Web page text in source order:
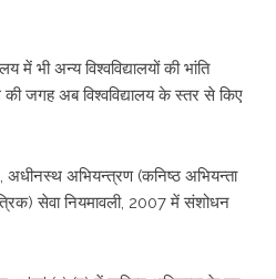
में भी अन्य विश्वविद्यालयों की भांति
जगह अब विश्वविद्यालय के स्तर से किए
अधीनस्थ अभियन्त्रण (कनिष्ठ अभियन्ता
सेवा नियमावली, 2007 में संशोधन